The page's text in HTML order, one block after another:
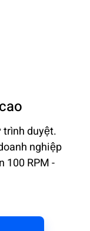
duyệt.
nghiệp
100 RPM -